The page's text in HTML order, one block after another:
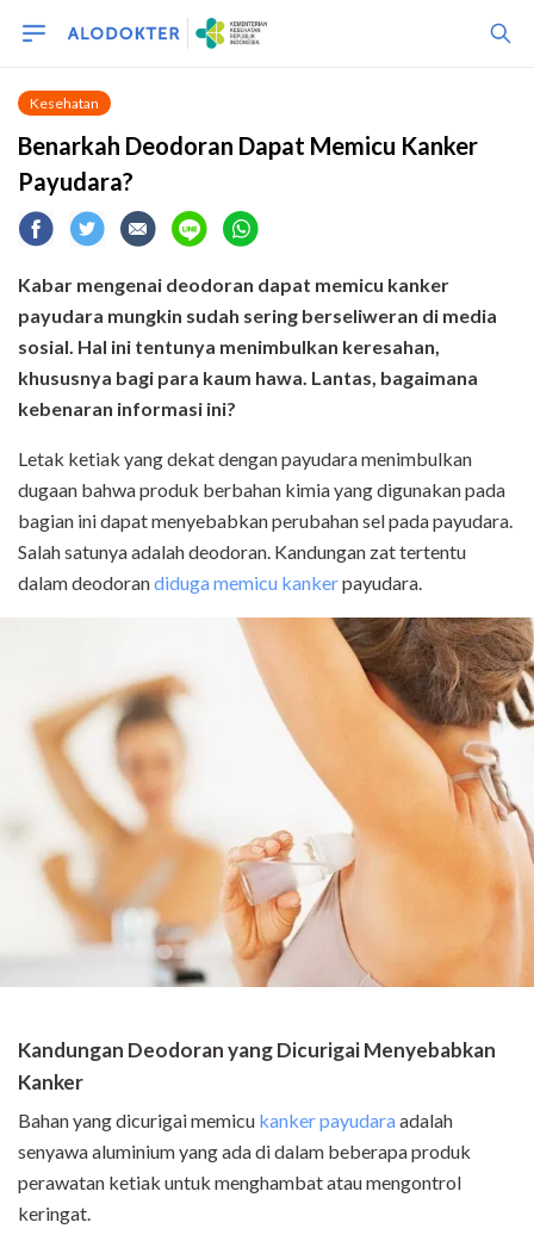
Kesehatan
Benarkah Deodoran Dapat Memicu Kanker
Payudara?
Kabar mengenai deodoran dapat memicu kanker
payudara mungkin sudah sering berseliweran di media
sosial. Hal ini tentunya menimbulkan keresahan,
khususnya bagi para kaum hawa. Lantas, bagaimana
kebenaran informasi ini?
Letak ketiak yang dekat dengan payudara menimbulkan
dugaan bahwa produk berbahan kimia yang digunakan pada
bagian ini dapat menyebabkan perubahan sel pada payudara.
Salah satunya adalah deodoran. Kandungan zat tertentu
dalam deodorandiduga memicu kankerpayudara.
Kandungan Deodoran yang Dicurigai Menyebabkan
Kanker
Bahan yang dicurigai memicu kanker payudaraadalah
senyawa aluminium yang ada di dalam beberapa produk
perawatan ketiak untuk menghambat atau mengontrol
keringat.